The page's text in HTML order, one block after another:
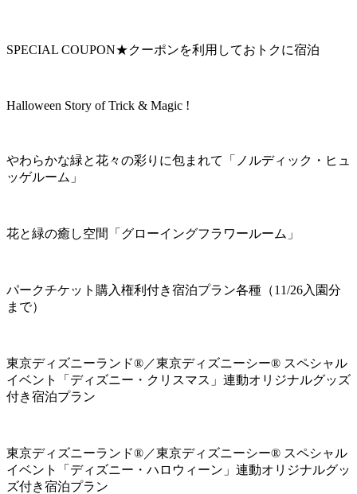
SPECIAL COUPON★クーポンを利用しておトクに宿泊
Halloween Story of Trick & Magic !
やわらかな緑と花々の彩りに包まれて「ノルディック・ヒュ
ッゲルーム」
花と緑の癒し空間「グローイングフラワールーム」
パークチケット購入権利付き宿泊プラン各種（11/26入園分
まで）
東京ディズニーランド®／東京ディズニーシー® スペシャル
イベント「ディズニー・クリスマス」連動オリジナルグッズ
付き宿泊プラン
東京ディズニーランド®／東京ディズニーシー® スペシャル
イベント「ディズニー・ハロウィーン」連動オリジナルグッ
ズ付き宿泊プラン